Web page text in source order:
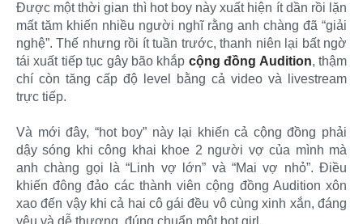
Được một thời gian thì hot boy này xuất hiện ít dần rồi lặn
mất tăm khiến nhiều người nghĩ rằng anh chàng đã “giải
nghệ”. Thế nhưng rồi ít tuần trước, thanh niên lại bất ngờ
tái xuất tiếp tục gây bão khắp cộng đồng Audition, thậm
chí còn tăng cấp độ level bằng cả video và livestream
trực tiếp.
Và mới đây, “hot boy” này lại khiến cả cộng đồng phải
dậy sóng khi công khai khoe 2 người vợ của mình mà
anh chàng gọi là “Linh vợ lớn” và “Mai vợ nhỏ”. Điều
khiến đông đảo các thành viên cộng đồng Audition xôn
xao đến vậy khi cả hai cô gái đều vô cùng xinh xắn, đáng